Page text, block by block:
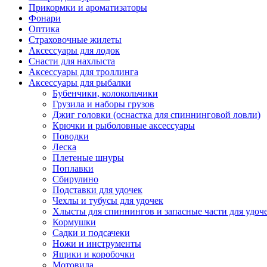
Прикормки и ароматизаторы
Фонари
Оптика
Страховочные жилеты
Аксессуары для лодок
Снасти для нахлыста
Аксессуары для троллинга
Аксессуары для рыбалки
Бубенчики, колокольчики
Грузила и наборы грузов
Джиг головки (оснастка для спиннинговой ловли)
Крючки и рыболовные аксессуары
Поводки
Леска
Плетеные шнуры
Поплавки
Сбирулино
Подставки для удочек
Чехлы и тубусы для удочек
Хлысты для спиннингов и запасные части для
Кормушки
Садки и подсачеки
Ножи и инструменты
Ящики и коробочки
Мотовила